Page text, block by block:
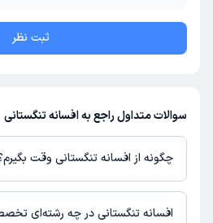
ثبت نظر
سوالات متداول راجع به افسانه تنگستانی
چگونه از افسانه تنگستانی وقت
در صورتی کهافسانه تنگستانیدارای پروفایل
دکترتو باشند، می‌توانید از طریق این پلتفرم
افسانه تنگستانی در چه رشته‌ای